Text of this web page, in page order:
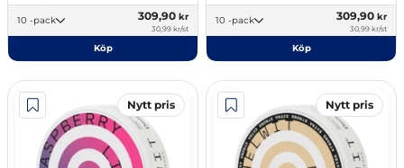
10 -pack 309,90 kr
30,99 kr/st
Köp
10 -pack 309,90 kr
30,99 kr/st
Köp
Nytt pris Nytt pris